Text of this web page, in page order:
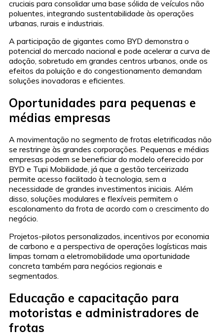
cruciais para consolidar uma base sólida de veículos não
poluentes, integrando sustentabilidade às operações
urbanas, rurais e industriais.
A participação de gigantes como BYD demonstra o
potencial do mercado nacional e pode acelerar a curva de
adoção, sobretudo em grandes centros urbanos, onde os
efeitos da poluição e do congestionamento demandam
soluções inovadoras e eficientes.
Oportunidades para pequenas e
médias empresas
A movimentação no segmento de frotas eletrificadas não
se restringe às grandes corporações. Pequenas e médias
empresas podem se beneficiar do modelo oferecido por
BYD e Tupi Mobilidade, já que a gestão terceirizada
permite acesso facilitado à tecnologia, sem a
necessidade de grandes investimentos iniciais. Além
disso, soluções modulares e flexíveis permitem o
escalonamento da frota de acordo com o crescimento do
negócio.
Projetos-pilotos personalizados, incentivos por economia
de carbono e a perspectiva de operações logísticas mais
limpas tornam a eletromobilidade uma oportunidade
concreta também para negócios regionais e
segmentados.
Educação e capacitação para
motoristas e administradores de
frotas